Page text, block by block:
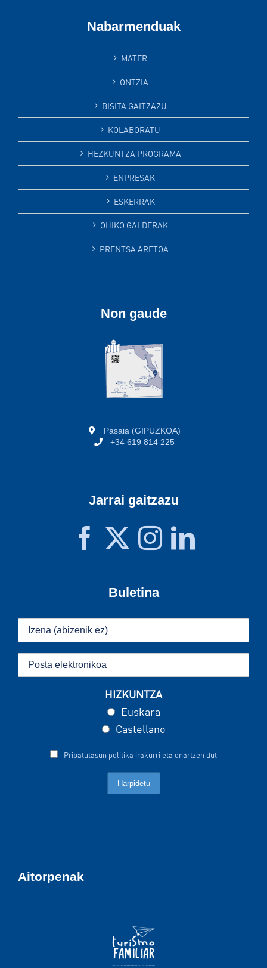
Nabarmenduak
MATER
ONTZIA
BISITA GAITZAZU
KOLABORATU
HEZKUNTZA PROGRAMA
ENPRESAK
ESKERRAK
OHIKO GALDERAK
PRENTSA ARETOA
Non gaude
Pasaia (GIPUZKOA)
+34 619 814 225
Jarrai gaitzazu
Buletina
HIZKUNTZA
Euskara
Castellano
Pribatutasun politika irakurri eta onartzen dut
Aitorpenak